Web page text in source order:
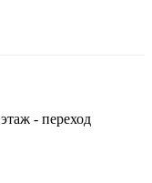
- переход